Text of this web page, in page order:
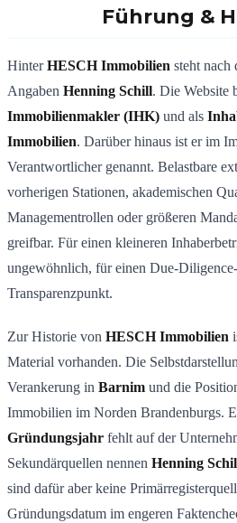
Führung &
HinterHESCH Immobilien steht nach
Angaben Henning Schill. Die Website
Immobilienmakler (IHK) und als
Immobilien. Darüber hinaus ist er im
Verantwortlicher genannt. Belastbare
vorherigen Stationen, akademischen
Managementrollen oder größeren
greifbar. Für einen kleineren
ungewöhnlich, für einen Due-
Transparenzpunkt.
Zur Historie von HESCH Immobilien
Material vorhanden. Die
Verankerung in Barnim und die
Immobilien im Norden Brandenburgs.
Gründungsjahr fehlt auf der
Sekundärquellen nennen Henning
sind dafür aber keine
Gründungsdatum im engeren